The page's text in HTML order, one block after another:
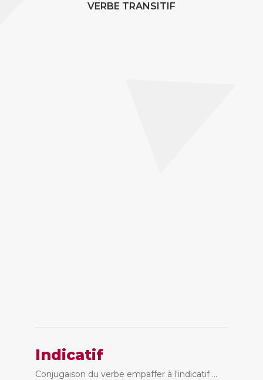
VERBE TRANSITIF
Indicatif
Conjugaison du verbe empaffer à l'indicatif ...